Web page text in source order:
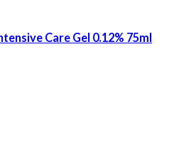
Care Gel 0.12% 75ml